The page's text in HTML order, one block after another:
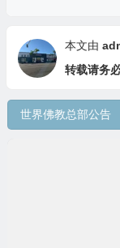
本文由
转载请务
世界佛教总部公告